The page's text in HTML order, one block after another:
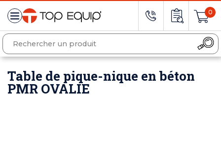
0
Table de pique-nique en béton
PMR OVALIE